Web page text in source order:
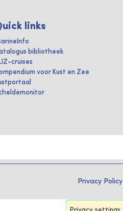
links
bibliotheek
cruises
voor Kust en Zee
Privacy Policy